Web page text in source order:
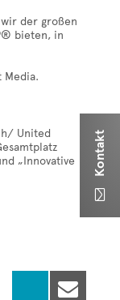
der großen
bieten, in
Media.
United
„Innovative


Kontakt